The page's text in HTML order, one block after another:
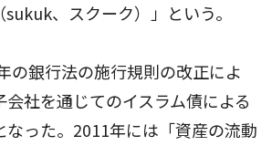
、スクーク）」という。
の銀行法の施行規則の改正によ
会社を通じてのイスラム債による
なった。2011年には「資産の流動